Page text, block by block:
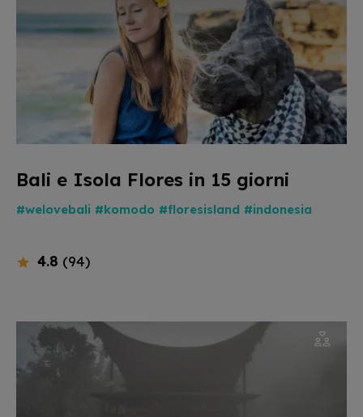
Bali e Isola Flores in 15 giorni
#welovebali #komodo #floresisland #indonesia
4.8 (94)